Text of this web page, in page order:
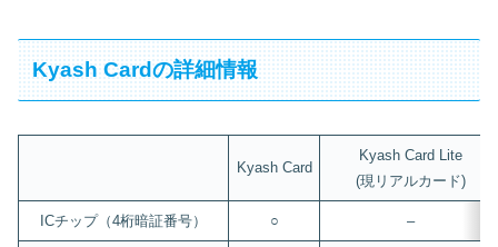
Kyash Cardの詳細情報
Kyash Card
Kyash Card Lite
(現リアルカード)
ICチップ（4桁暗証番号） ○ –